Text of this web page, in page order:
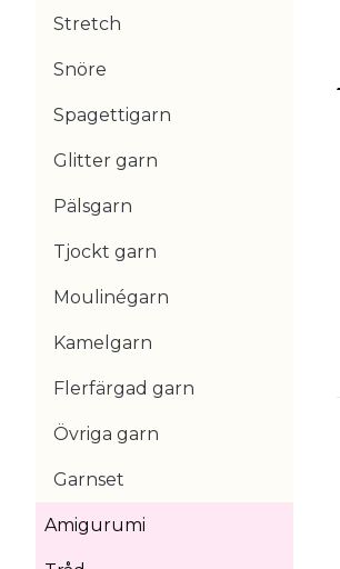
Stretch
Snöre
Spagettigarn
Glitter garn
Pälsgarn
Tjockt garn
Moulinégarn
Kamelgarn
Flerfärgad garn
Övriga garn
Garnset
Amigurumi